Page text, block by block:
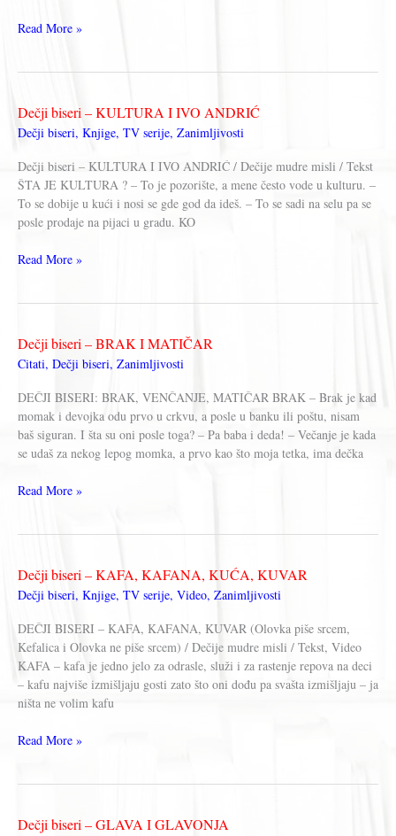
Dečji
SRBIJA
Read More »
Dečji biseri – KULTURA I IVO ANDRIĆ
Dečji biseri, Knjige, TV serije, Zanimljivosti
Dečji biseri – KULTURA I IVO ANDRIĆ / Dečije mudre misli / Tekst
ŠTA JE KULTURA ? – To je pozorište, a mene često vode u kulturu. –
To se dobije u kući i nosi se gde god da ideš. – To se sadi na selu pa se
posle prodaje na pijaci u gradu. KO
Dečji
IVO
ANDRIĆ
Read More »
Dečji biseri – BRAK I MATIČAR
Citati, Dečji biseri, Zanimljivosti
DEČJI BISERI: BRAK, VENČANJE, MATIČAR BRAK – Brak je kad
momak i devojka odu prvo u crkvu, a posle u banku ili poštu, nisam
baš siguran. I šta su oni posle toga? – Pa baba i deda! – Večanje je kada
se udaš za nekog lepog momka, a prvo kao što moja tetka, ima dečka
Dečji
MATIČAR
Read More »
Dečji biseri – KAFA, KAFANA, KUĆA, KUVAR
Dečji biseri, Knjige, TV serije, Video, Zanimljivosti
DEČJI BISERI – KAFA, KAFANA, KUVAR (Olovka piše srcem,
Kefalica i Olovka ne piše srcem) / Dečije mudre misli / Tekst, Video
KAFA – kafa je jedno jelo za odrasle, služi i za rastenje repova na deci
– kafu najviše izmišljaju gosti zato što oni dođu pa svašta izmišljaju – ja
ništa ne volim kafu
Dečji
KUĆA,
Read More »
Dečji biseri – GLAVA I GLAVONJA